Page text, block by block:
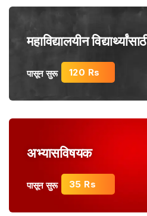
महाविद्यालयीन
पासून सुरू 120 Rs
अभ्यासविषयक
पासून सुरू 35 Rs